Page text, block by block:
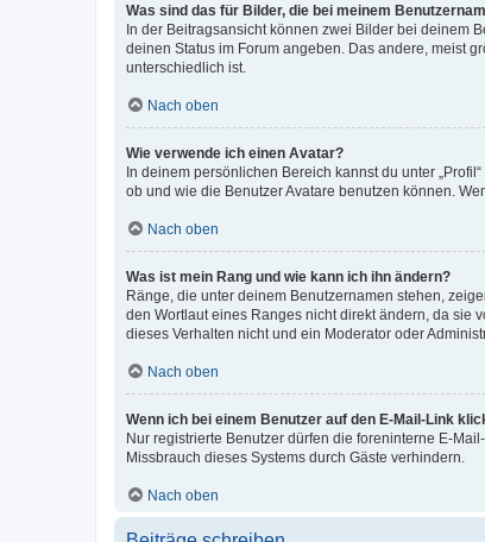
Was sind das für Bilder, die bei meinem
In der Beitragsansicht können zwei Bilder bei deinem
deinen Status im Forum angeben. Das andere, meist
unterschiedlich ist.
Nach oben
Wie verwende ich einen Avatar?
In deinem persönlichen Bereich kannst du unter
ob und wie die Benutzer Avatare benutzen können.
Nach oben
Was ist mein Rang und wie kann ich ihn ändern?
Ränge, die unter deinem Benutzernamen stehen,
den Wortlaut eines Ranges nicht direkt ändern, da sie
dieses Verhalten nicht und ein Moderator oder
Nach oben
Wenn ich bei einem Benutzer auf den E-Mail-Link
Nur registrierte Benutzer dürfen die foreninterne E-
Missbrauch dieses Systems durch Gäste verhindern.
Nach oben